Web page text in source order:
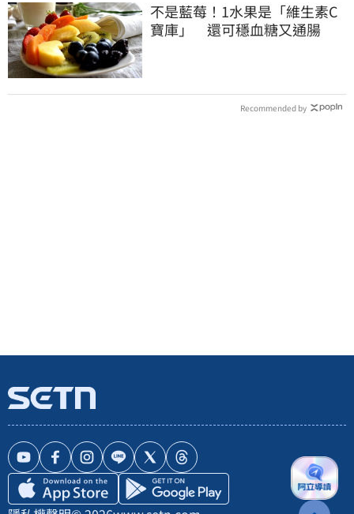
不是藍莓！1水果是「維生素C
寶庫」 還可穩血糖又通腸
Recommended by